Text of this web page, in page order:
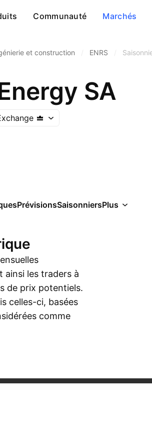
Communauté Marchés
et construction ENRS
SA
PrévisionsSaisonniersPlus
ainsi les traders à
de prix potentiels.
celles-ci, basées
comme